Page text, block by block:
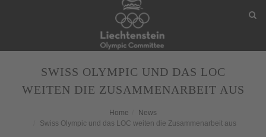
SWISS OLYMPIC UND DAS LOC
WEITEN DIE ZUSAMMENARBEIT AUS
Home
News
Swiss Olympic und das LOC weiten die Zusammenarbeit aus